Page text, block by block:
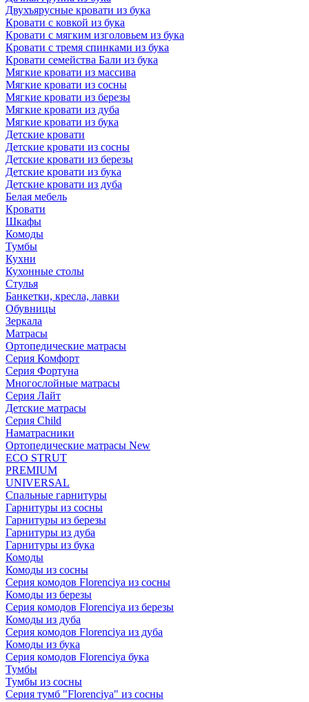
Двухъярусные кровати из бука
Кровати с ковкой из бука
Кровати с мягким изголовьем из бука
Кровати с тремя спинками из бука
Кровати семейства Бали из бука
Мягкие кровати из массива
Мягкие кровати из сосны
Мягкие кровати из березы
Мягкие кровати из дуба
Мягкие кровати из бука
Детские кровати
Детские кровати из сосны
Детские кровати из березы
Детские кровати из бука
Детские кровати из дуба
Белая мебель
Кровати
Шкафы
Комоды
Тумбы
Кухни
Кухонные столы
Стулья
Банкетки, кресла, лавки
Обувницы
Зеркала
Матрасы
Ортопедические матрасы
Серия Комфорт
Серия Фортуна
Многослойные матрасы
Серия Лайт
Детские матрасы
Серия Child
Наматрасники
Ортопедические матрасы New
ECO STRUT
PREMIUM
UNIVERSAL
Спальные гарнитуры
Гарнитуры из сосны
Гарнитуры из березы
Гарнитуры из дуба
Гарнитуры из бука
Комоды
Комоды из сосны
Серия комодов Florenciya из сосны
Комоды из березы
Серия комодов Florenciya из березы
Комоды из дуба
Серия комодов Florenciya из дуба
Комоды из бука
Серия комодов Florenciya бука
Тумбы
Тумбы из сосны
Серия тумб "Florenciya" из сосны